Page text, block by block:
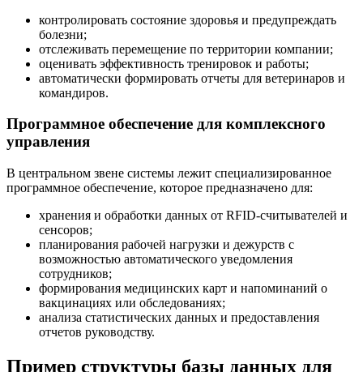
контролировать состояние здоровья и предупреждать
болезни;
отслеживать перемещение по территории компании;
оценивать эффективность тренировок и работы;
автоматически формировать отчеты для ветеринаров и
командиров.
Программное обеспечение для комплексного
управления
В центральном звене системы лежит специализированное
программное обеспечение, которое предназначено для:
хранения и обработки данных от RFID-считывателей и
сенсоров;
планирования рабочей нагрузки и дежурств с
возможностью автоматического уведомления
сотрудников;
формирования медицинских карт и напоминаний о
вакцинациях или обследованиях;
анализа статистических данных и предоставления
отчетов руководству.
Пример структуры базы данных для